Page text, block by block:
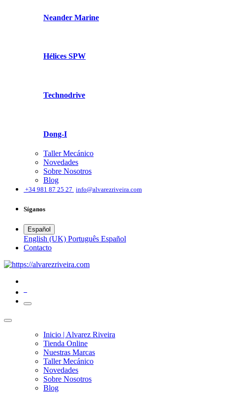
Neander Marine
Hélices SPW
Technodrive
Dong-I
Taller Mecánico
Novedades
Sobre Nosotros
Blog
+34 981 87 25 27 info@alvarezriveira.com
Síganos
Español
English (UK) Português Español
​Contacto
Inicio | Alvarez Riveira
Tienda Online
Nuestras Marcas
Taller Mecánico
Novedades
Sobre Nosotros
Blog